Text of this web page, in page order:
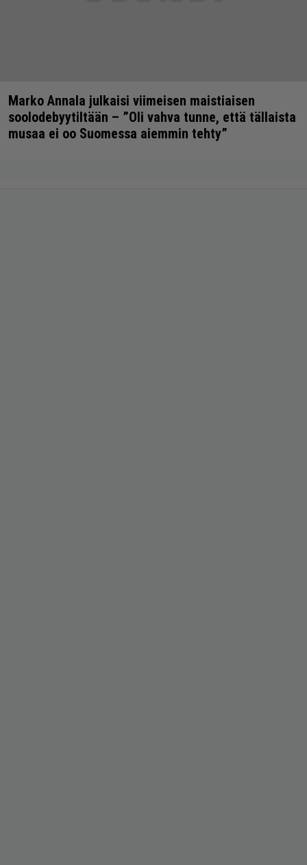
Marko Annala julkaisi viimeisen maistiaisen
soolodebyytiltään – ”Oli vahva tunne, että tällaista
musaa ei oo Suomessa aiemmin tehty”